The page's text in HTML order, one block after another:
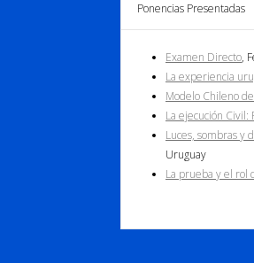
Ponencias Presentadas
Examen Directo,
La experiencia
Modelo Chileno
La ejecución Civil:
Luces, sombras y
Uruguay
La prueba y el rol